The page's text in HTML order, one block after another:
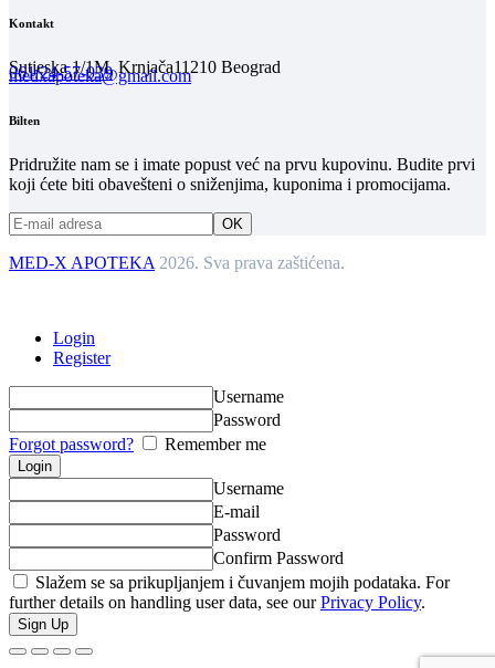
Kontakt
Sutjeska 1/1M, Krnjača11210 Beograd
061/24-57-039
medxapoteka@gmail.com
Bilten
Pridružite nam se i imate popust već na prvu kupovinu. Budite prvi
koji ćete biti obavešteni o sniženjima, kuponima i promocijama.
MED-X APOTEKA 2026. Sva prava zaštićena.
Login
Register
Username
Password
Forgot password?
Remember me
Username
E-mail
Password
Confirm Password
Slažem se sa prikupljanjem i čuvanjem mojih podataka. For
further details on handling user data, see ourPrivacy Policy.